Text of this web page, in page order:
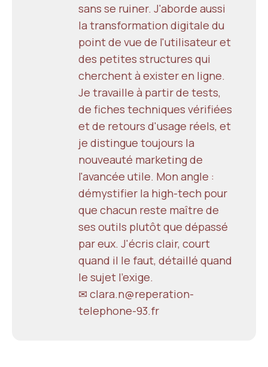
sans se ruiner. J'aborde aussi
la transformation digitale du
point de vue de l'utilisateur et
des petites structures qui
cherchent à exister en ligne.
Je travaille à partir de tests,
de fiches techniques vérifiées
et de retours d'usage réels, et
je distingue toujours la
nouveauté marketing de
l'avancée utile. Mon angle :
démystifier la high-tech pour
que chacun reste maître de
ses outils plutôt que dépassé
par eux. J'écris clair, court
quand il le faut, détaillé quand
le sujet l'exige.
✉ clara.n@reperation-
telephone-93.fr